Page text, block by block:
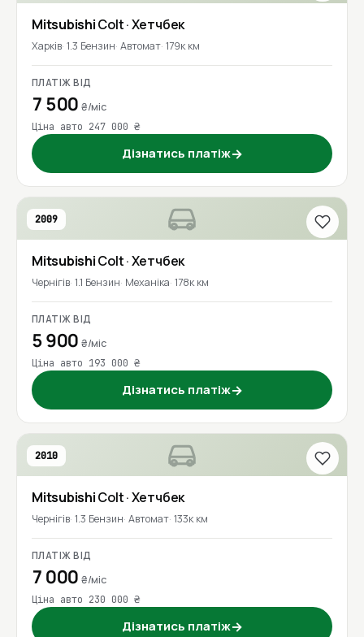
MitsubishiColt· Хетчбек
Харків 1.3 Бензин Автомат 179к км
ПЛАТІЖ ВІД
7 500₴/міс
Ціна авто 247 000 ₴
Дізнатись платіж→
2009
MitsubishiColt· Хетчбек
Чернігів 1.1 Бензин Механіка 178к км
ПЛАТІЖ ВІД
5 900₴/міс
Ціна авто 193 000 ₴
Дізнатись платіж→
2010
MitsubishiColt· Хетчбек
Чернігів 1.3 Бензин Автомат 133к км
ПЛАТІЖ ВІД
7 000₴/міс
Ціна авто 230 000 ₴
Дізнатись платіж→